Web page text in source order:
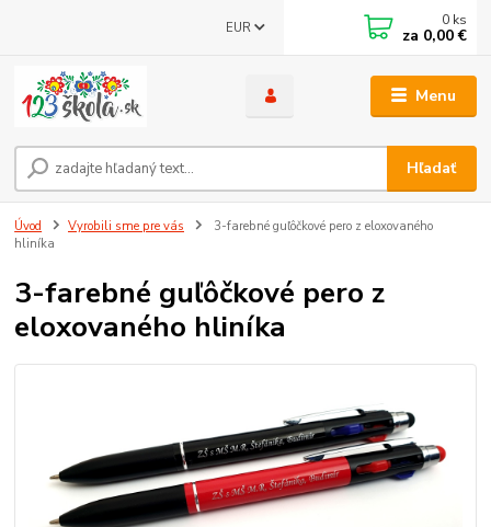
Menu
EUR
Hľadať
0 ks
za 0,00 €
Úvod Vyrobili sme pre vás
3-farebné guľôčkové pero z eloxovaného
hliníka
3-farebné guľôčkové pero z
eloxovaného hliníka